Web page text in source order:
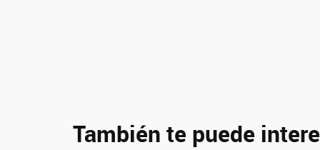
También te puede